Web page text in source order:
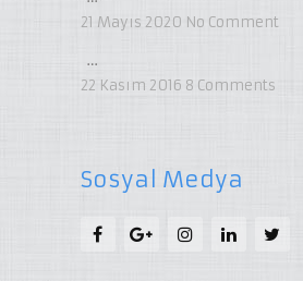
21 Mayıs 2020 No Comment
…
22 Kasım 2016 8 Comments
Sosyal Medya